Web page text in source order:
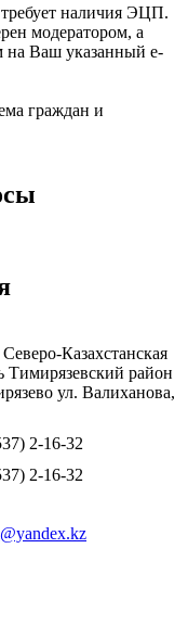
наличия ЭЦП.
модератором, а
на Ваш указанный e-
граждан и
Казахстанская
Тимирязевский район
ул. Валиханова,
2-16-32
2-16-32